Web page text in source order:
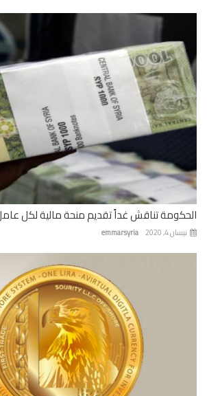
تناقش غداً تقديم منحة مالية لكل عامل
emmarsyria 4, 2020